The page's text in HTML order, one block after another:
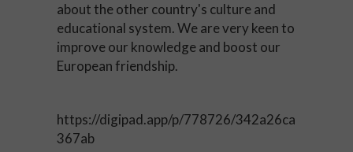
about the other country's culture and
educational system. We are very keen to
improve our knowledge and boost our
European friendship.
https://digipad.app/p/778726/342a26ca
367ab